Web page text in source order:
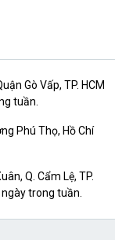
Gò Vấp, TP. HCM
tuần.
Phú Thọ, Hồ Chí
Q. Cẩm Lệ, TP.
trong tuần.